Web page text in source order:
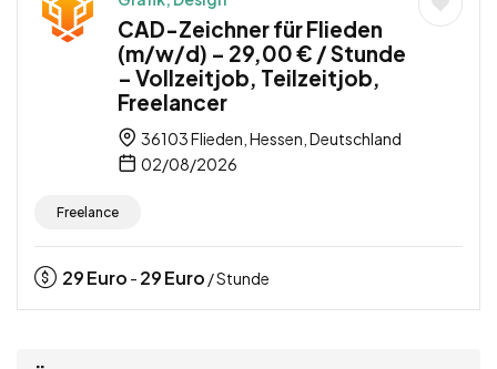
CAD-Zeichner für Flieden
(m/w/d) – 29,00 € / Stunde
– Vollzeitjob, Teilzeitjob,
Freelancer
36103 Flieden, Hessen, Deutschland
02/08/2026
Freelance
29Euro - 29Euro / Stunde